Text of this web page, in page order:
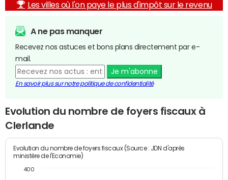
Les villes où l'on paye le plus d'impôt sur le revenu
A ne pas manquer
Recevez nos astuces et bons plans directement par e-
mail.
Je m'abonne
En savoir plus sur notre politique de confidentialité
Evolution du nombre de foyers fiscaux à
Clerlande
Evolution du nombre de foyers fiscaux (Source : JDN d'après
ministère de l'Economie)
400